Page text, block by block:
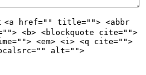
<a href="" title=""> <abbr
<b> <blockquote cite="">
<em> <i> <q cite="">
alt="">